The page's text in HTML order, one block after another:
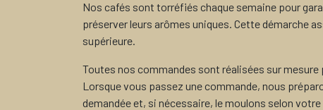
Nos cafés sont torréfiés chaque semaine pour
préserver leurs arômes uniques. Cette démarche
supérieure.
Toutes nos commandes sont réalisées sur mesure
Lorsque vous passez une commande, nous
demandée et, si nécessaire, le moulons selon votre